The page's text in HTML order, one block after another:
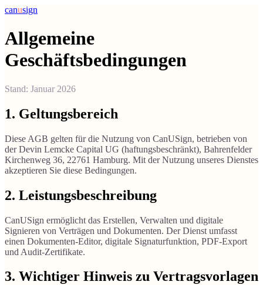
canusign
Allgemeine
Geschäftsbedingungen
Stand: Januar 2026
1. Geltungsbereich
Diese AGB gelten für die Nutzung von CanUSign, betrieben von
der Devin Lemcke Capital UG (haftungsbeschränkt), Bahrenfelder
Kirchenweg 36, 22761 Hamburg. Mit der Nutzung unseres Dienstes
akzeptieren Sie diese Bedingungen.
2. Leistungsbeschreibung
CanUSign ermöglicht das Erstellen, Verwalten und digitale
Signieren von Verträgen und Dokumenten. Der Dienst umfasst
einen Dokumenten-Editor, digitale Signaturfunktion, PDF-Export
und Audit-Zertifikate.
3. Wichtiger Hinweis zu Vertragsvorlagen